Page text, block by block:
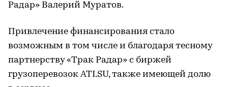
Радар» Валерий Муратов.
Привлечение финансирования стало
возможным в том числе и благодаря тесному
партнерству «Трак Радар» с биржей
грузоперевозок ATI.SU, также имеющей долю